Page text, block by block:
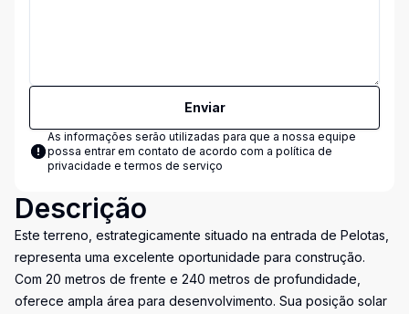
Enviar
As informações serão utilizadas para que a nossa equipe
possa entrar em contato de acordo com a política de
privacidade e termos de serviço
Descrição
Este terreno, estrategicamente situado na entrada de Pelotas,
representa uma excelente oportunidade para construção.
Com 20 metros de frente e 240 metros de profundidade,
oferece ampla área para desenvolvimento. Sua posição solar